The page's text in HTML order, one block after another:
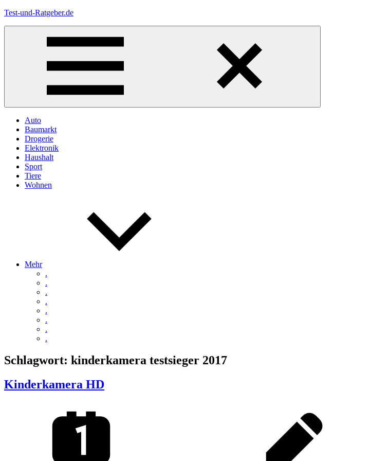
Zum
Test-und-Ratgeber.de
Menü
Auto
Baumarkt
Drogerie
Elektronik
Haushalt
Sport
Tiere
Wohnen
Mehr
.
.
.
.
.
.
.
.
Schlagwort: kinderkamera testsieger 2017
Kinderkamera HD